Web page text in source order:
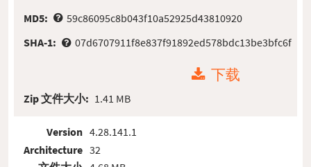
MD5:
59c86095c8b043f10a52925d43810920
SHA-1:
07d6707911f8e837f91892ed578bdc13be3bfc6f
下载
Zip 文件大小: 1.41 MB
Version
Architecture
4.28.141.1
32